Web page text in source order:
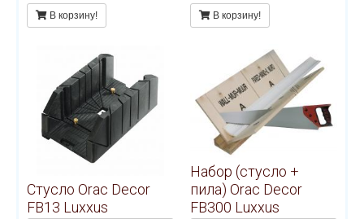
В корзину! В корзину!
Стусло Orac Decor
FB13 Luxxus
Набор (стусло +
пила) Orac Decor
FB300 Luxxus